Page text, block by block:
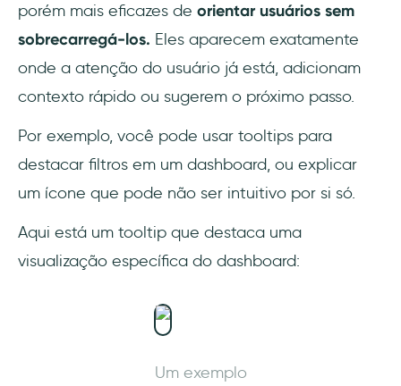
porém mais eficazes de orientar usuários sem
sobrecarregá-los. Eles aparecem exatamente
onde a atenção do usuário já está, adicionam
contexto rápido ou sugerem o próximo passo.
Por exemplo, você pode usar tooltips para
destacar filtros em um dashboard, ou explicar
um ícone que pode não ser intuitivo por si só.
Aqui está um tooltip que destaca uma
visualização específica do dashboard:
Um exemplo